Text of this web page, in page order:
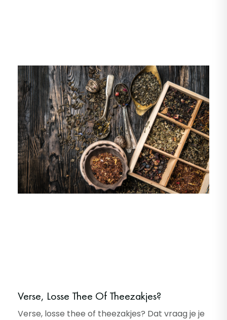
Verse, Losse Thee Of Theezakjes?
Verse, losse thee of theezakjes? Dat vraag je je